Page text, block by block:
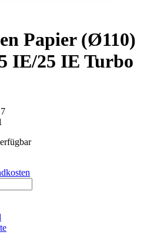
Papier (Ø110)
IE/25 IE Turbo